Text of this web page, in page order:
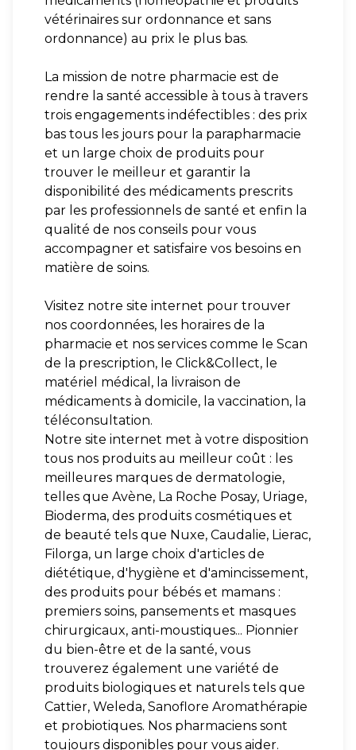
vétérinaires sur ordonnance et sans
ordonnance) au prix le plus bas.
La mission de notre pharmacie est de
rendre la santé accessible à tous à travers
trois engagements indéfectibles : des prix
bas tous les jours pour la parapharmacie
et un large choix de produits pour
trouver le meilleur et garantir la
disponibilité des médicaments prescrits
par les professionnels de santé et enfin la
qualité de nos conseils pour vous
accompagner et satisfaire vos besoins en
matière de soins.
Visitez notre site internet pour trouver
nos coordonnées, les horaires de la
pharmacie et nos services comme le Scan
de la prescription, le Click&Collect, le
matériel médical, la livraison de
médicaments à domicile, la vaccination, la
téléconsultation.
Notre site internet met à votre disposition
tous nos produits au meilleur coût : les
meilleures marques de dermatologie,
telles que Avène, La Roche Posay, Uriage,
Bioderma, des produits cosmétiques et
de beauté tels que Nuxe, Caudalie, Lierac,
Filorga, un large choix d'articles de
diététique, d'hygiène et d'amincissement,
des produits pour bébés et mamans :
premiers soins, pansements et masques
chirurgicaux, anti-moustiques... Pionnier
du bien-être et de la santé, vous
trouverez également une variété de
produits biologiques et naturels tels que
Cattier, Weleda, Sanoflore Aromathérapie
et probiotiques. Nos pharmaciens sont
toujours disponibles pour vous aider.